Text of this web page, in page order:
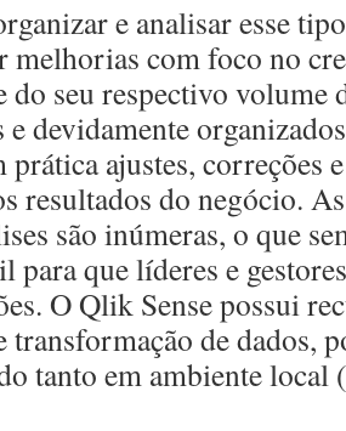
e analisar esse
melhorias com foco no
do seu respectivo volume
e devidamente
prática ajustes, correções
resultados do negócio.
são inúmeras, o que
para que líderes e
O Qlik Sense possui
transformação de dados,
tanto em ambiente local